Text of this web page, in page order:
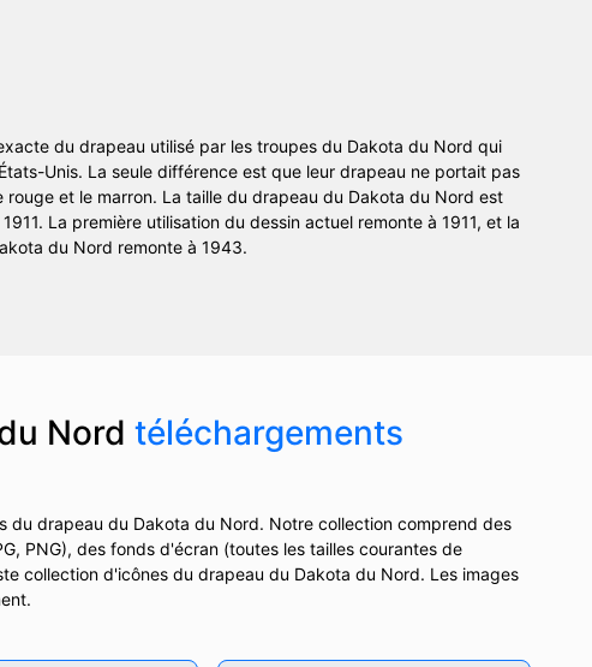
du drapeau utilisé par les troupes du Dakota du Nord qui
Unis. La seule différence est que leur drapeau ne portait pas
rouge et le marron. La taille du drapeau du Dakota du Nord est
La première utilisation du dessin actuel remonte à 1911, et la
du Nord remonte à 1943.
Nord téléchargements
drapeau du Dakota du Nord. Notre collection comprend des
PNG), des fonds d'écran (toutes les tailles courantes de
collection d'icônes du drapeau du Dakota du Nord. Les images